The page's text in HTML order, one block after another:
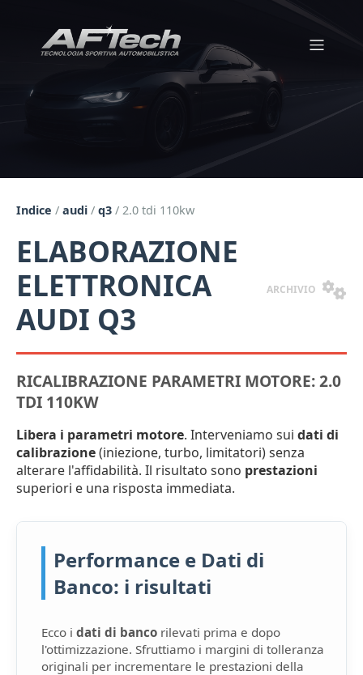
Indice / audi / q3 / 2.0 tdi 110kw
ELABORAZIONE
ELETTRONICA
AUDI Q3
ARCHIVIO
RICALIBRAZIONE PARAMETRI MOTORE: 2.0
TDI 110KW
Libera i parametri motore. Interveniamo sui dati di
calibrazione(iniezione, turbo, limitatori) senza
alterare l'affidabilità. Il risultato sono prestazioni
superiori e una risposta immediata.
Performance e Dati di
Banco: i risultati
Ecco i dati di banco rilevati prima e dopo
l'ottimizzazione. Sfruttiamo i margini di tolleranza
originali per incrementare le prestazioni della